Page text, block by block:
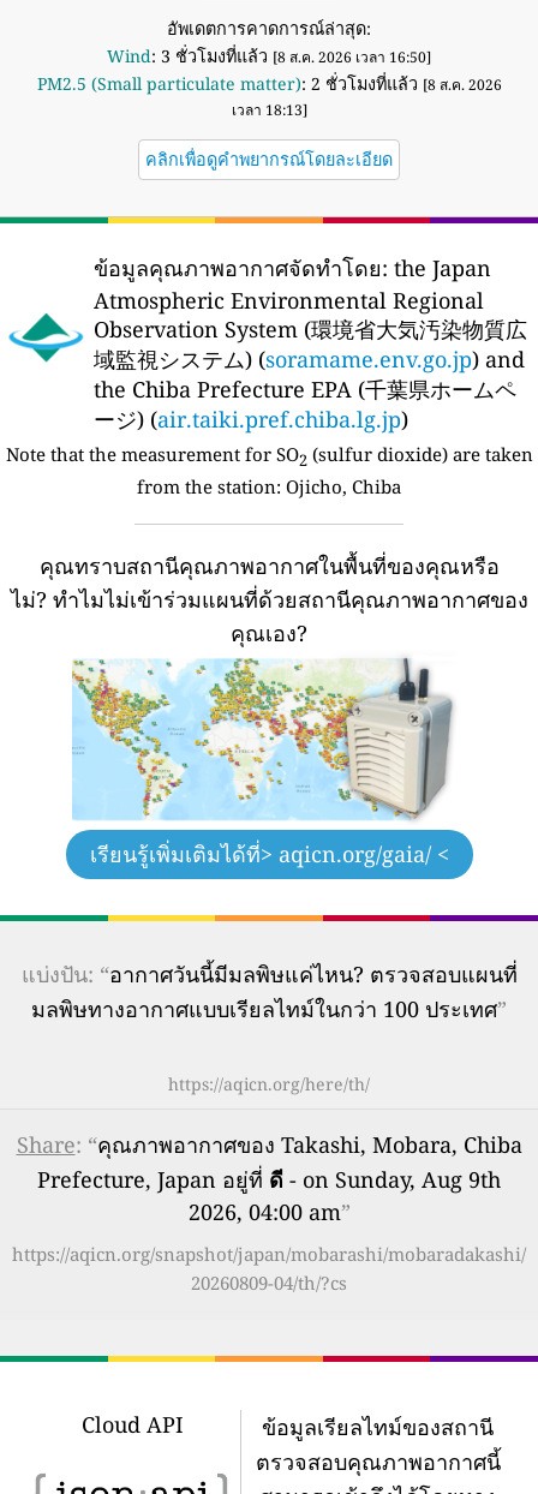
อัพเดตการคาดการณ์ล่าสุด:
Wind: 3 ชั่วโมงที่แล้ว [8 ส.ค. 2026 เวลา 16:50]
PM2.5 (Small particulate matter): 2 ชั่วโมงที่แล้ว [8 ส.ค. 2026
เวลา 18:13]
คลิกเพื่อดูคำพยากรณ์โดยละเอียด
ข้อมูลคุณภาพอากาศจัดทำโดย: the Japan
Atmospheric Environmental Regional
Observation System (環境省大気汚染物質広
域監視システム) (soramame.env.go.jp) and
the Chiba Prefecture EPA (千葉県ホームペ
ージ) (air.taiki.pref.chiba.lg.jp)
Note that the measurement for SO2 (sulfur dioxide) are taken
from the station: Ojicho, Chiba
คุณทราบสถานีคุณภาพอากาศในพื้นที่ของคุณหรือ
ไม่? ทำไมไม่เข้าร่วมแผนที่ด้วยสถานีคุณภาพอากาศของ
คุณเอง?
เรียนรู้เพิ่มเติมได้ที่> aqicn.org/gaia/ <
แบ่งปัน: “อากาศวันนี้มีมลพิษแค่ไหน? ตรวจสอบแผนที่
มลพิษทางอากาศแบบเรียลไทม์ในกว่า 100 ประเทศ”
https://aqicn.org/here/th/
Share: “คุณภาพอากาศของ Takashi, Mobara, Chiba
Prefecture, Japan อยู่ที่ ดี - on Sunday, Aug 9th
2026, 04:00 am”
https://aqicn.org/snapshot/japan/mobarashi/mobaradakashi/
20260809-04/th/?cs
Cloud API
ข้อมูลเรียลไทม์ของสถานี
ตรวจสอบคุณภาพอากาศนี้